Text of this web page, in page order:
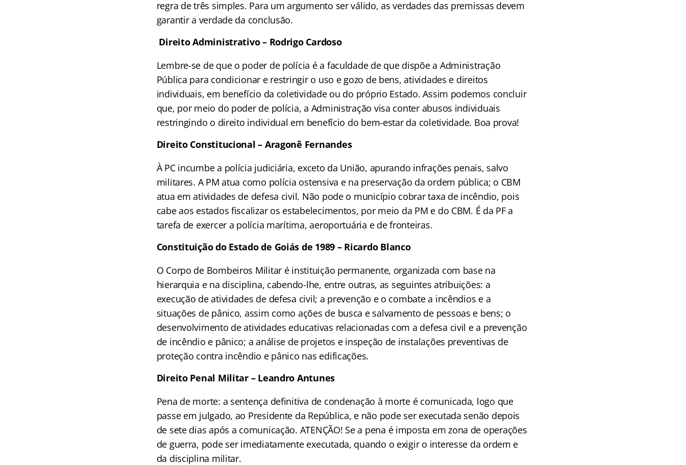
regra de três simples. Para um argumento ser válido, as verdades das premissas devem
garantir a verdade da conclusão.
Direito Administrativo – Rodrigo Cardoso
Lembre-se de que o poder de polícia é a faculdade de que dispõe a Administração
Pública para condicionar e restringir o uso e gozo de bens, atividades e direitos
individuais, em benefício da coletividade ou do próprio Estado. Assim podemos concluir
que, por meio do poder de polícia, a Administração visa conter abusos individuais
restringindo o direito individual em benefício do bem-estar da coletividade. Boa prova!
Direito Constitucional – Aragonê Fernandes
À PC incumbe a polícia judiciária, exceto da União, apurando infrações penais, salvo
militares. A PM atua como polícia ostensiva e na preservação da ordem pública; o CBM
atua em atividades de defesa civil. Não pode o município cobrar taxa de incêndio, pois
cabe aos estados fiscalizar os estabelecimentos, por meio da PM e do CBM. É da PF a
tarefa de exercer a polícia marítima, aeroportuária e de fronteiras.
Constituição do Estado de Goiás de 1989 – Ricardo Blanco
O Corpo de Bombeiros Militar é instituição permanente, organizada com base na
hierarquia e na disciplina, cabendo-lhe, entre outras, as seguintes atribuições: a
execução de atividades de defesa civil; a prevenção e o combate a incêndios e a
situações de pânico, assim como ações de busca e salvamento de pessoas e bens; o
desenvolvimento de atividades educativas relacionadas com a defesa civil e a prevenção
de incêndio e pânico; a análise de projetos e inspeção de instalações preventivas de
proteção contra incêndio e pânico nas edificações.
Direito Penal Militar – Leandro Antunes
Pena de morte: a sentença definitiva de condenação à morte é comunicada, logo que
passe em julgado, ao Presidente da República, e não pode ser executada senão depois
de sete dias após a comunicação. ATENÇÃO! Se a pena é imposta em zona de operações
de guerra, pode ser imediatamente executada, quando o exigir o interesse da ordem e
da disciplina militar.